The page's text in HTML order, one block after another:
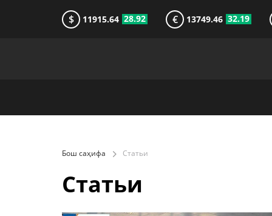
$ 11915.64 28.92 € 13749.46 32.19
Бош саҳифа Статьи
Статьи